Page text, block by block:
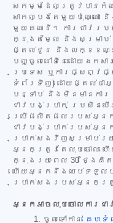
សកម្មដែលត្រូវបានកំ
សាកល្បងតែមួយប៉ុណ្ណោះ
មួយគណនី។ ការជាវ
ក្នុងតម្លៃ និងសម្រាប់រ
ផ្តល់ជូន និងលក្ខខណ្ឌទំ
បញ្ចូលនៅទីនេះដោយឯកស
ប្រទេស ឬការផ្សព្វ
ទំព័រទិញ) ដោយផ្តល់ថាអ្
បន្ទាប់ និងមិនមានកា
ជាវបង់ប្រាក់ ប្រសិន
ប្រើផលិតផលរបស់អ្ន
ជាវបង់ប្រាក់របស់អ្
ប្រាក់សងវិញសម្រាប់រ
អ្នកត្រូវតែលុបចោល ហ
ក្នុងរយៈពេល 30 ថ្ង
ហើយអ្នកនឹងឈប់ទទួលបា
ប្រាក់សងរបស់អ្នកត្រូ
អ្នកអាចលុបចោលការជ
ចូលទៅកាន់ គេហទំព័